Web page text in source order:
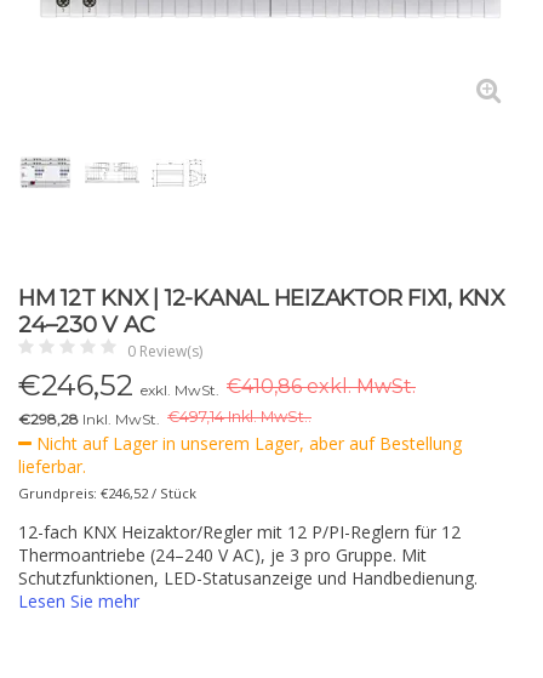
HM 12T KNX | 12-KANAL HEIZAKTOR FIX1, KNX
24–230 V AC
0 Review(s)
€246,52 exkl. MwSt. €410,86 exkl. MwSt.
€298,28 Inkl. MwSt. €497,14 Inkl. MwSt..
Nicht auf Lager in unserem Lager, aber auf Bestellung
lieferbar.
Grundpreis: €246,52 / Stück
12-fach KNX Heizaktor/Regler mit 12 P/PI-Reglern für 12
Thermoantriebe (24–240 V AC), je 3 pro Gruppe. Mit
Schutzfunktionen, LED-Statusanzeige und Handbedienung.
Lesen Sie mehr